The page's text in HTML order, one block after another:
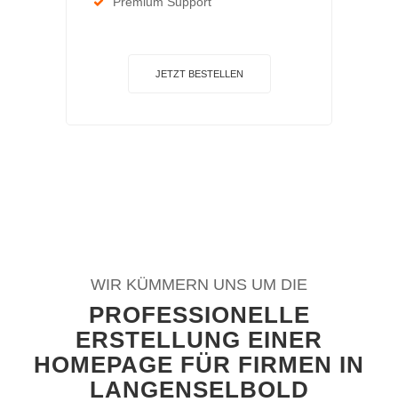
JETZT BESTELLEN
WIR KÜMMERN UNS UM DIE
PROFESSIONELLE
ERSTELLUNG EINER
HOMEPAGE FÜR FIRMEN IN
LANGENSELBOLD